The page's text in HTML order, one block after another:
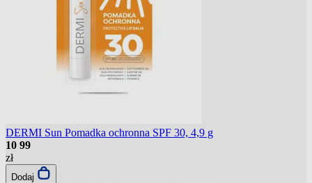
DERMI Sun Pomadka ochronna SPF 30, 4,9 g
10 99
zł
Dodaj